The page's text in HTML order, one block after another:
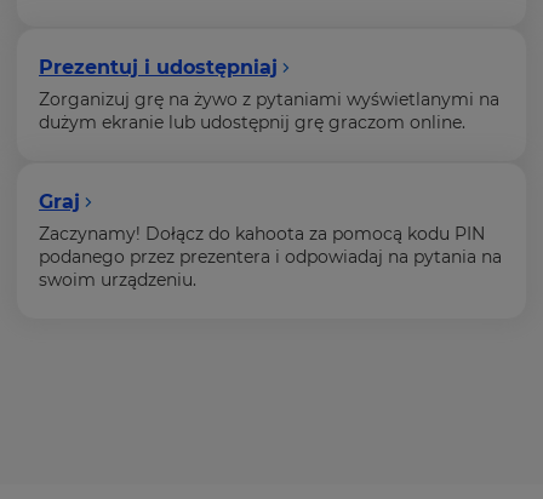
Prezentuj i udostępniaj
Zorganizuj grę na żywo z pytaniami wyświetlanymi na
dużym ekranie lub udostępnij grę graczom online.
Graj
Zaczynamy! Dołącz do kahoota za pomocą kodu PIN
podanego przez prezentera i odpowiadaj na pytania na
swoim urządzeniu.